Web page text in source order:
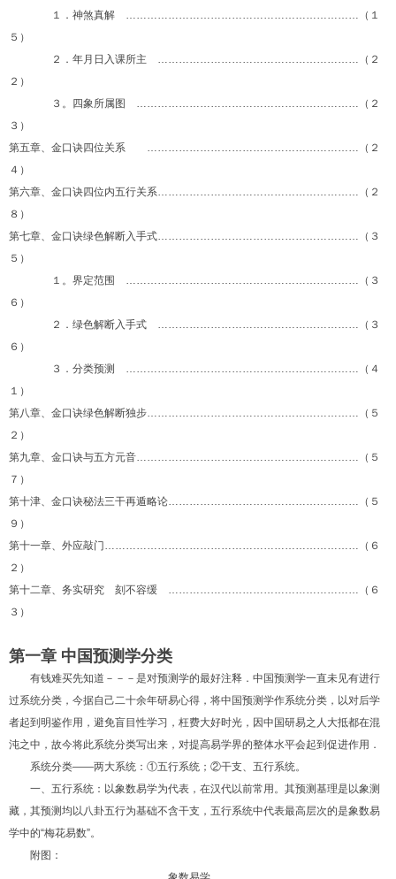
１．神煞真解 …………………………………………………………（１
５）
２．年月日入课所主 …………………………………………………（２
２）
３。四象所属图 ………………………………………………………（２
３）
第五章、金口诀四位关系 ……………………………………………………（２
４）
第六章、金口诀四位内五行关系…………………………………………………（２
８）
第七章、金口诀绿色解断入手式…………………………………………………（３
５）
１。界定范围 …………………………………………………………（３
６）
２．绿色解断入手式 …………………………………………………（３
６）
３．分类预测 …………………………………………………………（４
１）
第八章、金口诀绿色解断独步……………………………………………………（５
２）
第九章、金口诀与五方元音………………………………………………………（５
７）
第十津、金口诀秘法三干再遁略论………………………………………………（５
９）
第十一章、外应敲门………………………………………………………………（６
２）
第十二章、务实研究 刻不容缓 ………………………………………………（６
３）
第一章 中国预测学分类
有钱难买先知道－－－是对预测学的最好注释．中国预测学一直未见有进行
过系统分类，今据自己二十余年研易心得，将中国预测学作系统分类，以对后学
者起到明鉴作用，避免盲目性学习，枉费大好时光，因中国研易之人大抵都在混
沌之中，故今将此系统分类写出来，对提高易学界的整体水平会起到促进作用．
系统分类——两大系统：①五行系统；②干支、五行系统。
一、五行系统：以象数易学为代表，在汉代以前常用。其预测基理是以象测
藏，其预测均以八卦五行为基础不含干支，五行系统中代表最高层次的是象数易
学中的“梅花易数”。
附图：